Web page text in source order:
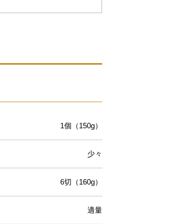
1個（150g）
少々
6切（160g）
適量